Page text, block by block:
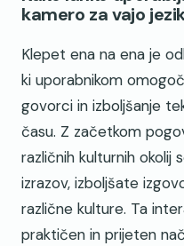
kamero za vajo
Klepet ena na ena je
ki uporabnikom
govorci in izboljšanje
času. Z začetkom
različnih kulturnih okolij
izrazov, izboljšate
različne kulture. Ta
praktičen in prijeten